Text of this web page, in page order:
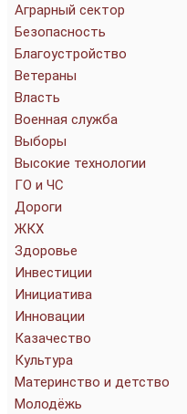
Аграрный сектор
Безопасность
Благоустройство
Ветераны
Власть
Военная служба
Выборы
Высокие технологии
ГО и ЧС
Дороги
ЖКХ
Здоровье
Инвестиции
Инициатива
Инновации
Казачество
Культура
Материнство и детство
Молодёжь